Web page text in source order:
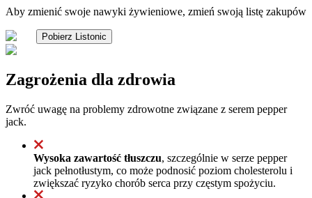
Aby zmienić swoje nawyki żywieniowe, zmień swoją listę zakupów
Pobierz Listonic
Zagrożenia dla zdrowia
Zwróć uwagę na problemy zdrowotne związane z serem pepper
jack.
Wysoka zawartość tłuszczu, szczególnie w serze pepper
jack pełnotłustym, co może podnosić poziom cholesterolu i
zwiększać ryzyko chorób serca przy częstym spożyciu.